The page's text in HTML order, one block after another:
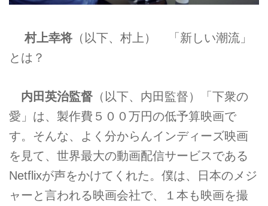
村上幸将 （以下、村上） 「新しい潮流」
とは？
内田英治監督 （以下、内田監督）「下衆の
愛」は、製作費５００万円の低予算映画で
す。そんな、よく分からんインディーズ映画
を見て、世界最大の動画配信サービスである
Netflixが声をかけてくれた。僕は、日本のメジ
ャーと言われる映画会社で、１本も映画を撮